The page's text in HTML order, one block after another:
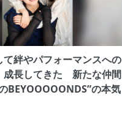
て絆やパフォーマンスへの
成長してきた 新たな仲間
BEYOOOOONDS”の本気